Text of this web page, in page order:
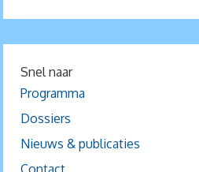
Snel naar
Programma
Dossiers
Nieuws & publicaties
Contact